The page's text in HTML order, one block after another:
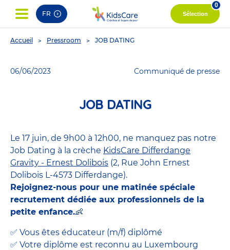
FR Sélection
0
You
Accueil Pressroom JOB DATING
06/06/2023 Communiqué de presse
JOB DATING
Le 17 juin, de 9h00 à 12h00, ne manquez pas notre
Job Dating à la crèche KidsCare Differdange
Gravity - Ernest Dolibois (2, Rue John Ernest
Dolibois L-4573 Differdange).
Rejoignez-nous pour une matinée spéciale
recrutement dédiée aux professionnels de la
petite enfance.👶
✅ Vous êtes éducateur (m/f) diplômé
✅ Votre diplôme est reconnu au Luxembourg